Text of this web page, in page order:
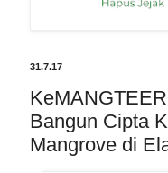
31.7.17
Bangun Cipta
Mangrove di